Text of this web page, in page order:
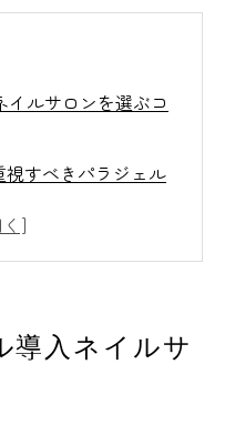
ルサロンを選ぶコ
すべきパラジェル
りたいパラジェル
導入ネイルサ